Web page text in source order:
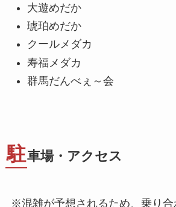
大遊めだか
琥珀めだか
クールメダカ
寿福メダカ
群馬だんべぇ～会
駐車場・アクセス
※混雑が予想されるため、乗り合